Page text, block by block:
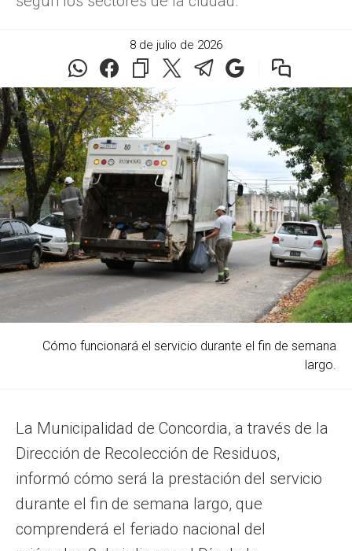
8 de julio de 2026
Cómo funcionará el servicio durante el fin de semana
largo.
La Municipalidad de Concordia, a través de la
Dirección de Recolección de Residuos,
informó cómo será la prestación del servicio
durante el fin de semana largo, que
comprenderá el feriado nacional del